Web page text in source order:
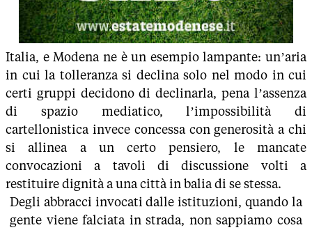
Italia, e Modena ne è un esempio lampante: un’aria
in cui la tolleranza si declina solo nel modo in cui
certi gruppi decidono di declinarla, pena l’assenza
di spazio mediatico, l’impossibilità di
cartellonistica invece concessa con generosità a chi
si allinea a un certo pensiero, le mancate
convocazioni a tavoli di discussione volti a
restituire dignità a una città in balia di se stessa.
Degli abbracci invocati dalle istituzioni, quando la
gente viene falciata in strada, non sappiamo cosa